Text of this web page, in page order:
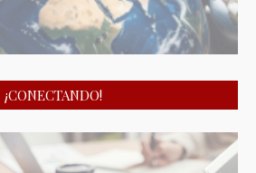
¡CONECTANDO!